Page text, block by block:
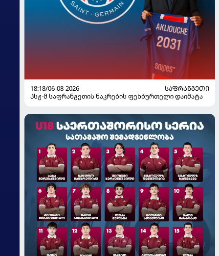
18:18/06-08-2026
ᲡᲐᲤᲠᲐᲜᲒᲔᲗᲘ
პსჟ-მ საფრანგეთის ნაკრების ფეხბურთელი დაიმატა